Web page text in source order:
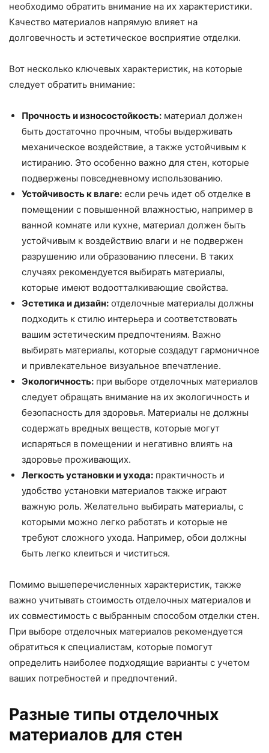
необходимо обратить внимание на их характеристики.
Качество материалов напрямую влияет на
долговечность и эстетическое восприятие отделки.
Вот несколько ключевых характеристик, на которые
следует обратить внимание:
Прочность и износостойкость: материал должен
быть достаточно прочным, чтобы выдерживать
механическое воздействие, а также устойчивым к
истиранию. Это особенно важно для стен, которые
подвержены повседневному использованию.
Устойчивость к влаге: если речь идет об отделке в
помещении с повышенной влажностью, например в
ванной комнате или кухне, материал должен быть
устойчивым к воздействию влаги и не подвержен
разрушению или образованию плесени. В таких
случаях рекомендуется выбирать материалы,
которые имеют водоотталкивающие свойства.
Эстетика и дизайн: отделочные материалы должны
подходить к стилю интерьера и соответствовать
вашим эстетическим предпочтениям. Важно
выбирать материалы, которые создадут гармоничное
и привлекательное визуальное впечатление.
Экологичность: при выборе отделочных материалов
следует обращать внимание на их экологичность и
безопасность для здоровья. Материалы не должны
содержать вредных веществ, которые могут
испаряться в помещении и негативно влиять на
здоровье проживающих.
Легкость установки и ухода: практичность и
удобство установки материалов также играют
важную роль. Желательно выбирать материалы, с
которыми можно легко работать и которые не
требуют сложного ухода. Например, обои должны
быть легко клеиться и чиститься.
Помимо вышеперечисленных характеристик, также
важно учитывать стоимость отделочных материалов и
их совместимость с выбранным способом отделки стен.
При выборе отделочных материалов рекомендуется
обратиться к специалистам, которые помогут
определить наиболее подходящие варианты с учетом
ваших потребностей и предпочтений.
Разные типы отделочных
материалов для стен